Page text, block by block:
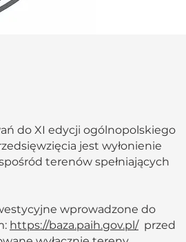
do XI edycji ogólnopolskiego
jest wyłonienie
terenów spełniających
wprowadzone do
https://baza.paih.gov.pl/przed